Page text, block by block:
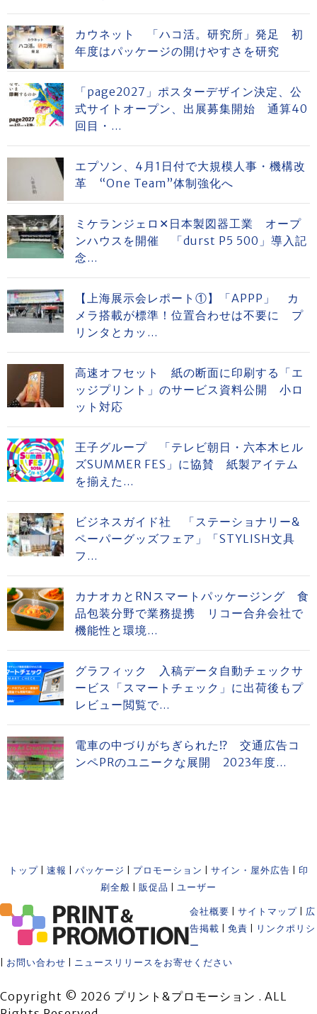
カウネット 「ハコ活。研究所」発足 初
年度はパッケージの開けやすさを研究
「page2027」ポスターデザイン決定、公
式サイトオープン、出展募集開始 通算40
回目・...
エプソン、4月1日付で大規模人事・機構改
革 “One Team”体制強化へ
ミケランジェロ✕日本製図器工業 オープ
ンハウスを開催 「durst P5 500」導入記
念...
【上海展示会レポート①】「APPP」 カ
メラ搭載が標準！位置合わせは不要に プ
リンタとカッ...
高速オフセット 紙の断面に印刷する「エ
ッジプリント」のサービス資料公開 小ロ
ット対応
王子グループ 「テレビ朝日・六本木ヒル
ズSUMMER FES」に協賛 紙製アイテム
を揃えた...
ビジネスガイド社 「ステーショナリー&
ペーパーグッズフェア」「STYLISH文具
フ...
カナオカとRNスマートパッケージング 食
品包装分野で業務提携 リコー合弁会社で
機能性と環境...
グラフィック 入稿データ自動チェックサ
ービス「スマートチェック」に出荷後もプ
レビュー閲覧で...
電車の中づりがちぎられた⁉ 交通広告コ
ンペPRのユニークな展開 2023年度...
トップ 速報 パッケージ プロモーション サイン・屋外広告
印
刷全般
販促品 ユーザー
会社概要 サイトマップ
広
告掲載
免責
リンクポリシ
ー
お問い合わせ ニュースリリースをお寄せください
Copyright © 2026 プリント&プロモーション . ALL